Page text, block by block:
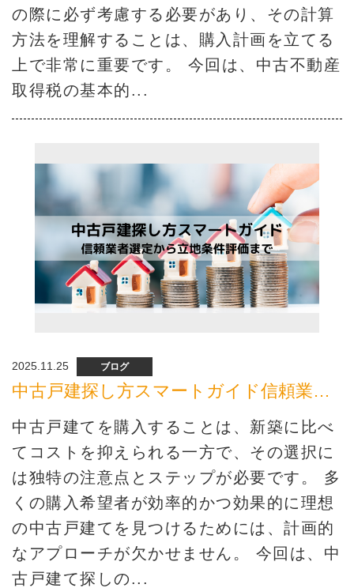
の際に必ず考慮する必要があり、その計算
方法を理解することは、購入計画を立てる
上で非常に重要です。 今回は、中古不動産
取得税の基本的...
2025.11.25 ブログ
中古戸建探し方スマートガイド信頼業者選定から立地条件評価まで
中古戸建てを購入することは、新築に比べ
てコストを抑えられる一方で、その選択に
は独特の注意点とステップが必要です。 多
くの購入希望者が効率的かつ効果的に理想
の中古戸建てを見つけるためには、計画的
なアプローチが欠かせません。 今回は、中
古戸建て探しの...